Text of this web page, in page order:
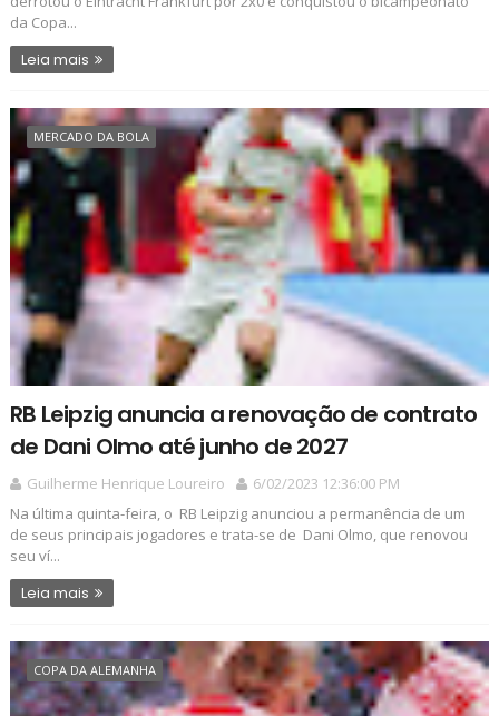
da Copa...
Leia mais
MERCADO DA BOLA
RB Leipzig anuncia a renovação de contrato
de Dani Olmo até junho de 2027
Guilherme Henrique Loureiro
6/02/2023 12:36:00 PM
Na última quinta-feira, o RB Leipzig anunciou a permanência de um
de seus principais jogadores e trata-se de Dani Olmo, que renovou
seu ví...
Leia mais
COPA DA ALEMANHA